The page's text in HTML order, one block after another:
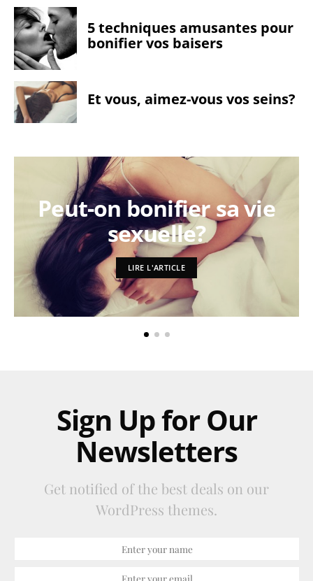
5 techniques amusantes pour
bonifier vos baisers
Et vous, aimez-vous vos seins?
Peut-on bonifier sa vie
sexuelle?
LIRE L'ARTICLE
Sign Up for Our
Newsletters
Get notified of the best deals on our
WordPress themes.